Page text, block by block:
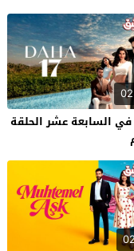
السابعة عشر الحلقة